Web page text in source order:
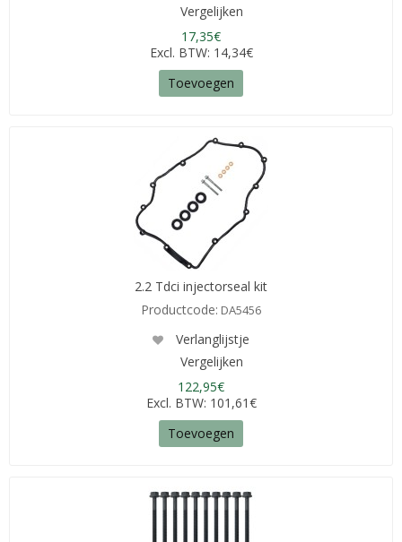
Vergelijken
17,35€
Excl. BTW: 14,34€
Toevoegen
2.2 Tdci injectorseal kit
Productcode: DA5456
Verlanglijstje
Vergelijken
122,95€
Excl. BTW: 101,61€
Toevoegen